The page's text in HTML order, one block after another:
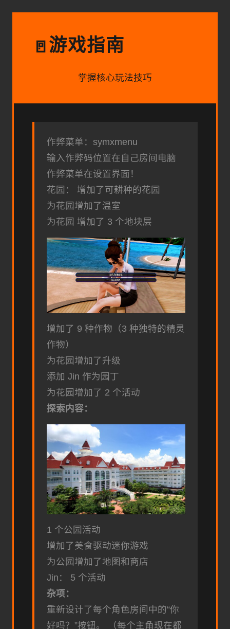
🚪游戏指南
掌握核心玩法技巧
作弊菜单：symxmenu
输入作弊码位置在自己房间电脑
作弊菜单在设置界面！
花园： 增加了可耕种的花园
为花园增加了温室
为花园 增加了 3 个地块层
增加了 9 种作物（3 种独特的精灵
作物）
为花园增加了升级
添加 Jin 作为园丁
为花园增加了 2 个活动
探索内容：
1 个公园活动
增加了美食驱动迷你游戏
为公园增加了地图和商店
Jin： 5 个活动
杂项：
重新设计了每个角色房间中的“你
好吗？”按钮。 （每个主角现在都